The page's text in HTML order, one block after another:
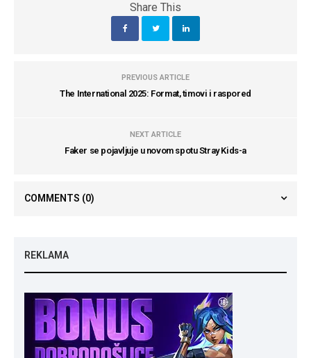
Share This
PREVIOUS ARTICLE
The International 2025: Format, timovi i raspored
NEXT ARTICLE
Faker se pojavljuje u novom spotu Stray Kids-a
COMMENTS (0)
REKLAMA